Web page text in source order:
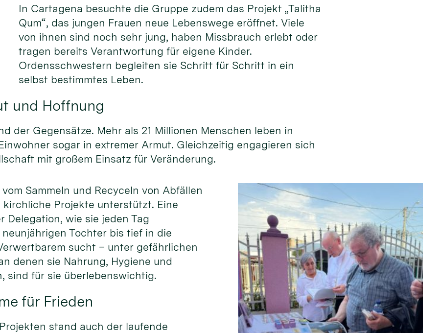
In Cartagena besuchte die Gruppe zudem das Projekt „Talitha
Qum“, das jungen Frauen neue Lebenswege eröffnet. Viele
von ihnen sind noch sehr jung, haben Missbrauch erlebt oder
tragen bereits Verantwortung für eigene Kinder.
Ordensschwestern begleiten sie Schritt für Schritt in ein
selbst bestimmtes Leben.
und Hoffnung
der Gegensätze. Mehr als 21 Millionen Menschen leben in
sogar in extremer Armut. Gleichzeitig engagieren sich
mit großem Einsatz für Veränderung.
Sammeln und Recyceln von Abfällen
Projekte unterstützt. Eine
Delegation, wie sie jeden Tag
Tochter bis tief in die
sucht – unter gefährlichen
denen sie Nahrung, Hygiene und
sind für sie überlebenswichtig.
für Frieden
stand auch der laufende